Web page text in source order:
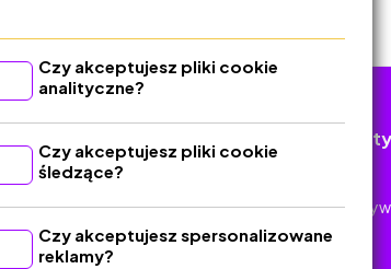
Kontakt
Dokumenty
Polityka
Czy akceptujesz pliki cookie
analityczne?
Czy akceptujesz pliki cookie
śledzące?
Czy akceptujesz spersonalizowane
reklamy?